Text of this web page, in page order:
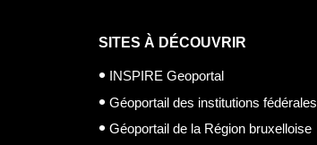
SITES À DÉCOUVRIR
INSPIRE Geoportal
Géoportail des institutions fédérales
Géoportail de la Région bruxelloise